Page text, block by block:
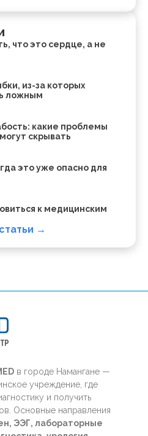
что это сердце, а не
из-за которых
ложным
какие проблемы
скрывать
это уже опасно для
к медицинским
→
в городе Намангане —
учреждение, где
и получить
Основные направления
ЭЭГ, лабораторные